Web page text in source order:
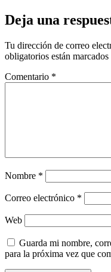
Deja una
Tu dirección de correo
obligatorios están marcados
Comentario *
Nombre *
Correo electrónico *
Web
Guarda mi nombre,
para la próxima vez que